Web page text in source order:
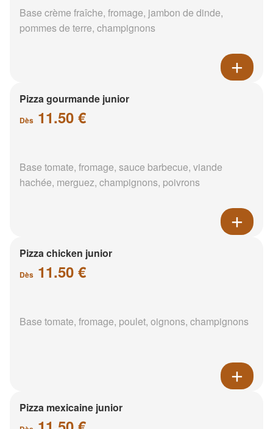
Base crème fraîche, fromage, jambon de dinde,
pommes de terre, champignons
Pizza gourmande junior
Dès 11.50 €
Base tomate, fromage, sauce barbecue, viande
hachée, merguez, champignons, poivrons
Pizza chicken junior
Dès 11.50 €
Base tomate, fromage, poulet, oignons, champignons
Pizza mexicaine junior